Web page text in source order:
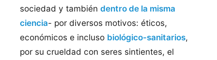
sociedad y también dentro de la misma
ciencia- por diversos motivos: éticos,
económicos e incluso biológico-sanitarios,
por su crueldad con seres sintientes, el